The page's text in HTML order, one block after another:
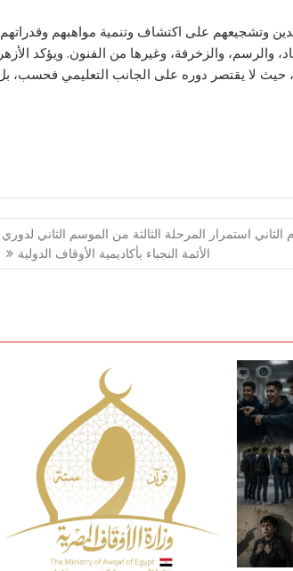
وتشجيعهم على اكتشاف وتنمية مواهبهم وقدراتهم
والرسم، والزخرفة، وغيرها من الفنون. ويؤكد الأزهر
حيث لا يقتصر دوره على الجانب التعليمي فحسب،
الثاني استمرار المرحلة الثالثة من الموسم الثاني لدوري
الأئمة النجباء بأكاديمية الأوقاف الدولية